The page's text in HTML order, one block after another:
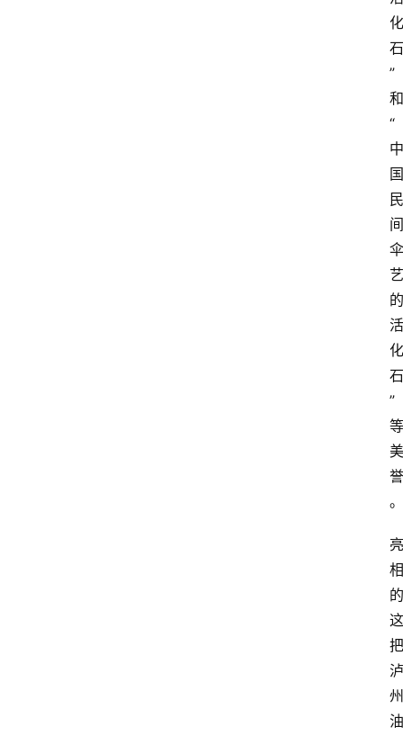
化
石
”
和
“
中
国
民
间
伞
艺
的
活
化
石
”
等
美
誉
。
亮
相
的
这
把
泸
州
油